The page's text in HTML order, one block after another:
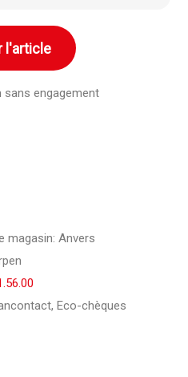
l'article
sans engagement
magasin: Anvers
Eco-chèques